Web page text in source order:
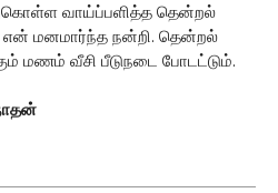
வாய்ப்பளித்த தென்றல்
என் மனமார்ந்த நன்றி. தென்றல்
மணம் வீசி பீடுநடை போடட்டும்.